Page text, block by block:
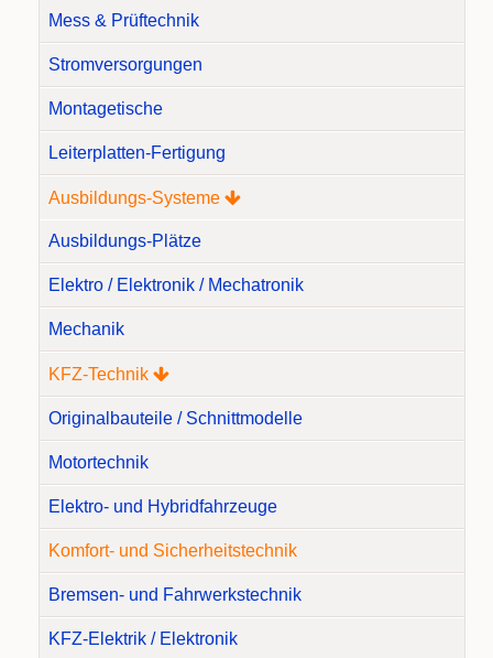
Mess & Prüftechnik
Stromversorgungen
Montagetische
Leiterplatten-Fertigung
Ausbildungs-Systeme
Ausbildungs-Plätze
Elektro / Elektronik / Mechatronik
Mechanik
KFZ-Technik
Originalbauteile / Schnittmodelle
Motortechnik
Elektro- und Hybridfahrzeuge
Komfort- und Sicherheitstechnik
Bremsen- und Fahrwerkstechnik
KFZ-Elektrik / Elektronik